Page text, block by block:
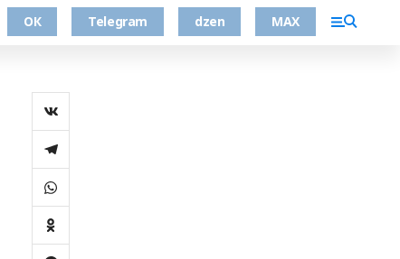
ОК Telegram dzen MAX